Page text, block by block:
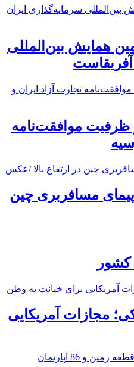
همایش بین‌المللی
ظرفیت موافقت‌نامه
مسافربری چین
کشور
مجازات آمریکایی